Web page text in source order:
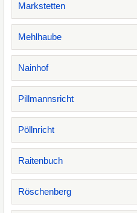
Markstetten
Mehlhaube
Nainhof
Pillmannsricht
Pöllnricht
Raitenbuch
Röschenberg